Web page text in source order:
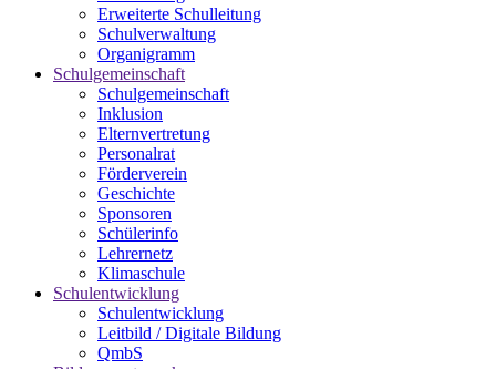
Erweiterte Schulleitung
Schulverwaltung
Organigramm
Schulgemeinschaft
Schulgemeinschaft
Inklusion
Elternvertretung
Personalrat
Förderverein
Geschichte
Sponsoren
Schülerinfo
Lehrernetz
Klimaschule
Schulentwicklung
Schulentwicklung
Leitbild / Digitale Bildung
QmbS